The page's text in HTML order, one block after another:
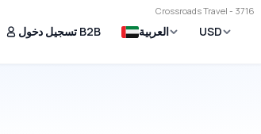
Crossroads Travel - 3716
تسجيل دخول B2B العربية USD